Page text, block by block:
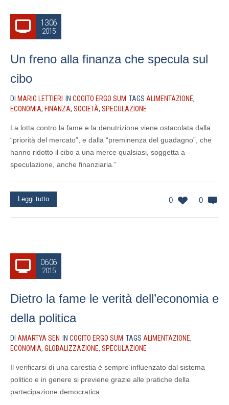
13.06
2015
Un freno alla finanza che specula sul
cibo
DI MARIO LETTIERI IN COGITO ERGO SUM TAGS ALIMENTAZIONE,
ECONOMIA, FINANZA, SOCIETÀ, SPECULAZIONE
La lotta contro la fame e la denutrizione viene ostacolata dalla
“priorità del mercato”, e dalla “preminenza del guadagno”, che
hanno ridotto il cibo a una merce qualsiasi, soggetta a
speculazione, anche finanziaria.”
0 0
Leggi tutto
06.06
2015
Dietro la fame le verità dell’economia e
della politica
DI AMARTYA SEN IN COGITO ERGO SUM TAGS ALIMENTAZIONE,
ECONOMIA, GLOBALIZZAZIONE, SPECULAZIONE
Il verificarsi di una carestia è sempre influenzato dal sistema
politico e in genere si previene grazie alle pratiche della
partecipazione democratica